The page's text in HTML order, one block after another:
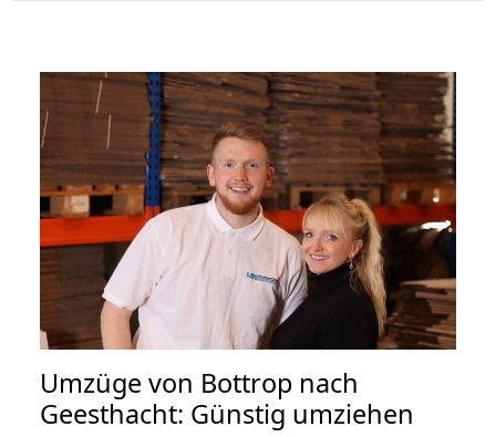
Umzüge von Bottrop nach
Geesthacht: Günstig umziehen